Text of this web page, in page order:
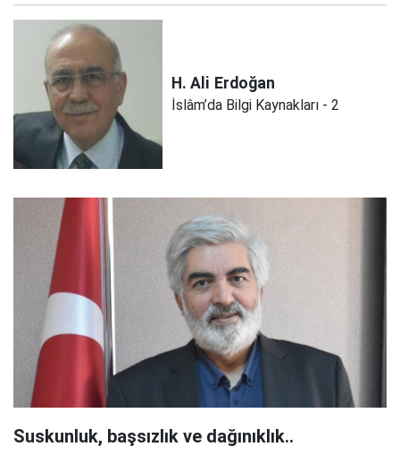
H. Ali Erdoğan
İslâm’da Bilgi Kaynakları - 2
Suskunluk, başsızlık ve dağınıklık..